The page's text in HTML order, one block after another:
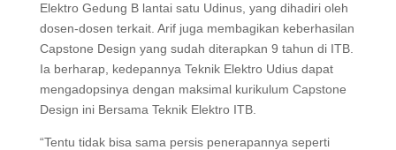
Elektro Gedung B lantai satu Udinus, yang dihadiri oleh
dosen-dosen terkait. Arif juga membagikan keberhasilan
Capstone Design yang sudah diterapkan 9 tahun di ITB.
Ia berharap, kedepannya Teknik Elektro Udius dapat
mengadopsinya dengan maksimal kurikulum Capstone
Design ini Bersama Teknik Elektro ITB.
“Tentu tidak bisa sama persis penerapannya seperti